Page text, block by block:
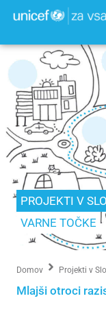
PROJEKTI V
VARNE TOČKE
Domov Projekti v
Mlajši otroci